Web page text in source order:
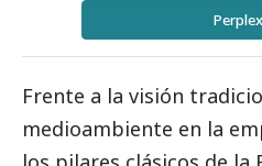
Frente a la visión
medioambiente en la